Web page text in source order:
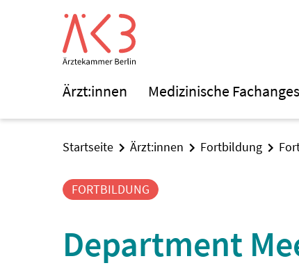
Ärzt:innen Medizinische
Startseite Ärzt:innen Fortbildung
FORTBILDUNG
Department